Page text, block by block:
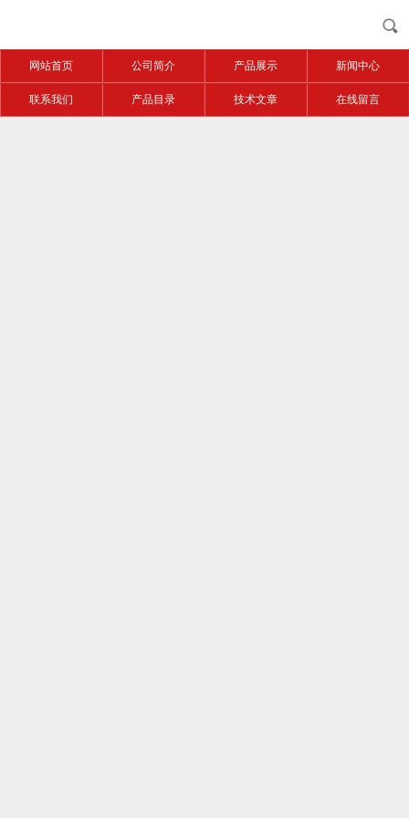
网站首页 公司简介 产品展示 新闻中心
联系我们 产品目录 技术文章 在线留言